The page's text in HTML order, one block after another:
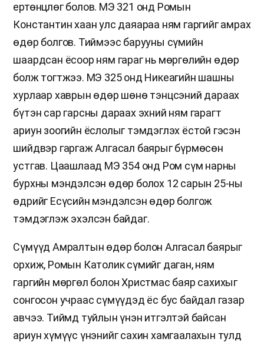
ертөнцлөг болов. МЭ 321 онд Ромын
Константин хаан улс даяараа ням гаргийг амрах
өдөр болгов. Тиймээс барууны сүмийн
шаардсан ёсоор ням гараг нь мөргөлийн өдөр
болж тогтжээ. МЭ 325 онд Никеагийн шашны
хурлаар хаврын өдөр шөнө тэнцсэний дараах
бүтэн сар гарсны дараах эхний ням гарагт
ариун зоогийн ёслолыг тэмдэглэх ёстой гэсэн
шийдвэр гаргаж Алгасал баярыг бүрмөсөн
устгав. Цаашлаад МЭ 354 онд Ром сүм нарны
бурхны мэндэлсэн өдөр болох 12 сарын 25-ны
өдрийг Есүсийн мэндэлсэн өдөр болгож
тэмдэглэж эхэлсэн байдаг.
Сүмүүд Амралтын өдөр болон Алгасал баярыг
орхиж, Ромын Католик сүмийг даган, ням
гаргийн мөргөл болон Христмас баяр сахихыг
сонгосон учраас сүмүүдэд ёс бус байдал газар
авчээ. Тиймд туйлын үнэн итгэлтэй байсан
ариун хүмүүс үнэнийг сахин хамгаалахын тулд